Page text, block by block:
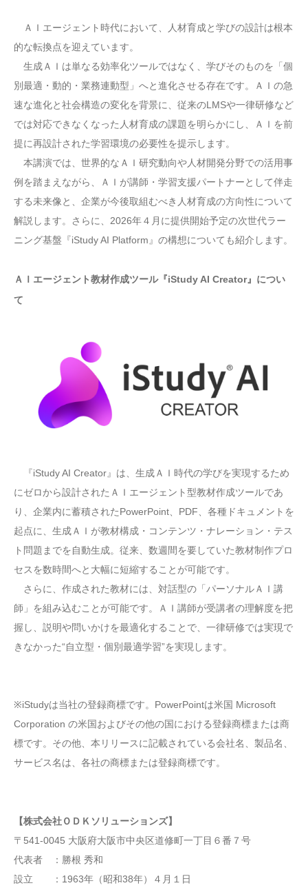
ＡＩエージェント時代において、人材育成と学びの設計は根本
的な転換点を迎えています。
生成ＡＩは単なる効率化ツールではなく、学びそのものを「個
別最適・動的・業務連動型」へと進化させる存在です。ＡＩの急
速な進化と社会構造の変化を背景に、従来のLMSや一律研修など
では対応できなくなった人材育成の課題を明らかにし、ＡＩを前
提に再設計された学習環境の必要性を提示します。
本講演では、世界的なＡＩ研究動向や人材開発分野での活用事
例を踏まえながら、ＡＩが講師・学習支援パートナーとして伴走
する未来像と、企業が今後取組むべき人材育成の方向性について
解説します。さらに、2026年４月に提供開始予定の次世代ラー
ニング基盤『iStudy AI Platform』の構想についても紹介します。
ＡＩエージェント教材作成ツール『iStudy AI Creator』につい
て
『iStudy AI Creator』は、生成ＡＩ時代の学びを実現するため
にゼロから設計されたＡＩエージェント型教材作成ツールであ
り、企業内に蓄積されたPowerPoint、PDF、各種ドキュメントを
起点に、生成ＡＩが教材構成・コンテンツ・ナレーション・テス
ト問題までを自動生成。従来、数週間を要していた教材制作プロ
セスを数時間へと大幅に短縮することが可能です。
さらに、作成された教材には、対話型の「パーソナルＡＩ講
師」を組み込むことが可能です。ＡＩ講師が受講者の理解度を把
握し、説明や問いかけを最適化することで、一律研修では実現で
きなかった“自立型・個別最適学習”を実現します。
※iStudyは当社の登録商標です。PowerPointは米国 Microsoft
Corporation の米国およびその他の国における登録商標または商
標です。その他、本リリースに記載されている会社名、製品名、
サービス名は、各社の商標または登録商標です。
【株式会社ＯＤＫソリューションズ】
〒541-0045 大阪府大阪市中央区道修町一丁目６番７号
代表者 ：勝根 秀和
設立 ：1963年（昭和38年）４月１日